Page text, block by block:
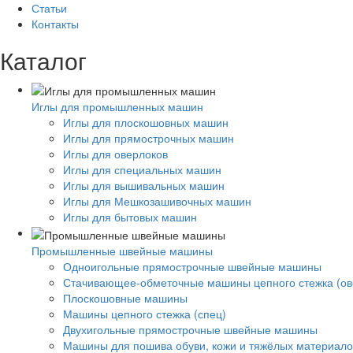
Статьи
Контакты
Каталог
Иглы для промышленных машин
Иглы для плоскошовных машин
Иглы для прямострочных машин
Иглы для оверлоков
Иглы для специальных машин
Иглы для вышивальных машин
Иглы для Мешкозашивочных машин
Иглы для бытовых машин
Промышленные швейные машины
Одноигольные прямострочные швейные машины
Стачивающее-обметочные машины цепного стежка
Плоскошовные машины
Машины цепного стежка (спец)
Двухигольные прямострочные швейные машины
Машины для пошива обуви, кожи и тяжёлых